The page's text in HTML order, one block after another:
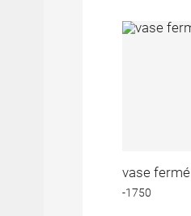
vase fermé
-1750